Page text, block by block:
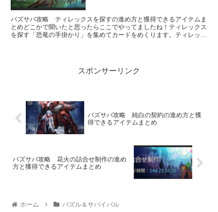
パズサバ攻略 ティレックスを探すの進め方と獲得できるアイテムま
とめどこかで聞いたと思ったらここでやってましたね！ティレックス
を探す「恐竜の手掛かり」を集めてカードをめくります。ティレック
スポンサーリンク
パズサバ攻略 純白の契約の進め方と獲
得できるアイテムまとめ
パズサバ攻略 花火の詰合せ制作の進め
方と獲得できるアイテムまとめ
ホーム パズル＆サバイバル